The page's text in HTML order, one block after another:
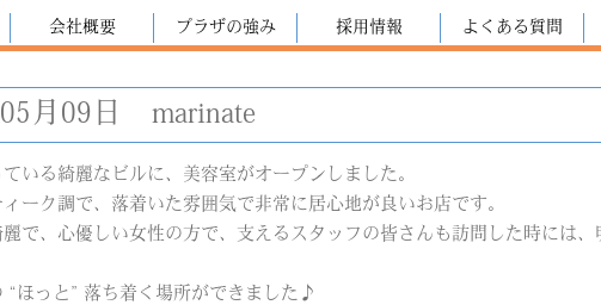
会社概要 プラザの強み 採用情報 よくある質問
05月09日 marinate
いる綺麗なビルに、美容室がオープンしました。
ーク調で、落着いた雰囲気で非常に居心地が良いお店です。
で、心優しい女性の方で、支えるスタッフの皆さんも訪問した時には
“ほっと” 落ち着く場所ができました♪